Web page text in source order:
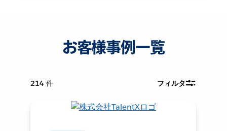
お客様事例一覧
214 件 フィルタ